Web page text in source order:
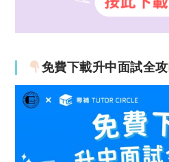
免費下載升中面試全